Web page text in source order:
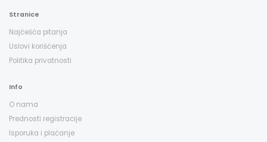
Stranice
Najčešća pitanja
Uslovi korišćenja
Politika privatnosti
Info
O nama
Prednosti registracije
Isporuka i plaćanje